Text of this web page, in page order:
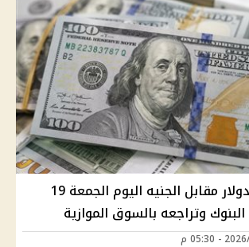
استقرار سعر الدولار مقابل الجنيه اليوم الجمعة 19